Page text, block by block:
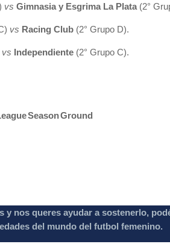
vs Gimnasia y Esgrima La Plata (2°
vs Racing Club (2° Grupo D).
vs Independiente (2° Grupo C).
SeasonGround
y nos queres ayudar a sostenerlo,
del mundo del futbol femenino.